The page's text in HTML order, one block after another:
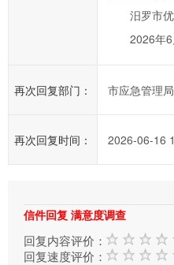
汨罗市优
2026年6
再次回复部门： 市应急管理局
再次回复时间： 2026-06-16
信件回复 满意度调查
回复内容评价：
回复速度评价：